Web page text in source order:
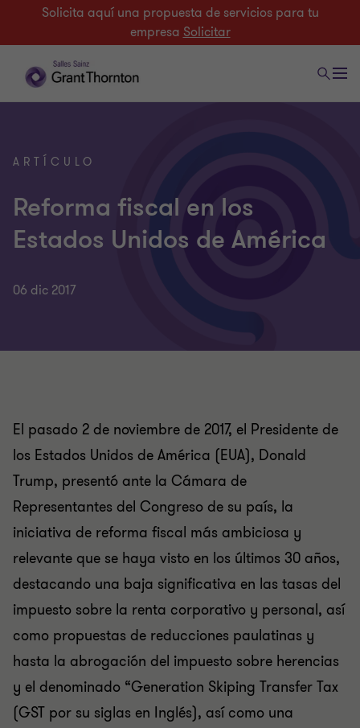
Solicita aquí una propuesta de servicios para tu
empresa Solicitar
ARTÍCULO
Reforma fiscal en los
Estados Unidos de América
06 dic 2017
El pasado 2 de noviembre de 2017, el Presidente de
los Estados Unidos de América (EUA), Donald
Trump, presentó ante la Cámara de
Representantes del Congreso de su país, la
iniciativa de reforma fiscal más ambiciosa y
relevante que se haya visto en los últimos 30 años,
destacando una baja significativa en las tasas del
impuesto sobre la renta corporativo y personal, así
como propuestas de reducciones paulatinas y
hasta la abrogación del impuesto sobre herencias
y el denominado “Generation Skiping Transfer Tax
(GST por su siglas en Inglés), así como una